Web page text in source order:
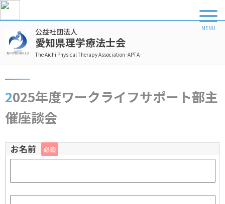
公益社団法人
愛知県理学療法士会
The Aichi Physical Therapy Association -APTA-
2025年度ワークライフサポート部主
催座談会
お名前 必須